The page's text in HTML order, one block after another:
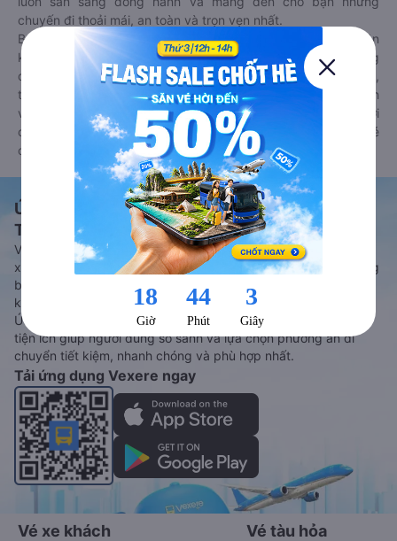
chuyến đi thoải mái, an toàn và trọn vẹn nhất.
Bên cạnh đó, bạn có thể tham khảo thêm các phương tiện
khác tại
Goyolo.com
cho chuyến đi sắp tới. Goyolo là nền tảng
đặt vé cho phép người dùng so sánh giá cả, giờ khởi hành,
thời gian di chuyển của nhiều phương tiện máy bay, xe khách
và tàu hoả. Hệ thống của Goyolo được liên kết trực tiếp với
các hãng máy bay, xe khách và tàu hoả, luôn đảm bảo có vé
cho bạn di chuyển.
Ứng dụng đặt vé Xe khách, Máy bay,
Tàu hoả và Thuê xe
Vexere - ứng dụng đặt vé đa phương tiện với hơn 3000+ nhà
xe chất lượng cao, 5000+ tuyến đường toàn quốc, tất cả hãng
bay và hãng tàu cùng dịch vụ thuê xe máy, xe du lịch phủ
khắp các tỉnh thành tại Việt Nam.
Ứng dụng hiển thị thông tin đầy đủ, minh bạch cùng vô vàn
tiện ích giúp người dùng so sánh và lựa chọn phương án di
chuyển tiết kiệm, nhanh chóng và phù hợp nhất.
Tải ứng dụng Vexere ngay
Vé xe khách Vé tàu hỏa